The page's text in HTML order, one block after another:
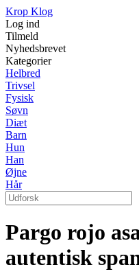
Krop Klog
Log ind
Tilmeld
Nyhedsbrevet
Kategorier
Helbred
Trivsel
Fysisk
Søvn
Diæt
Barn
Hun
Han
Øjne
Hår
Pargo rojo
autentisk